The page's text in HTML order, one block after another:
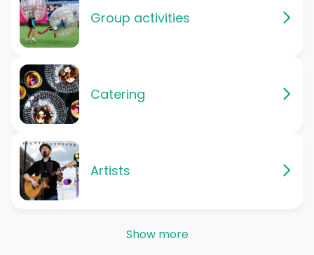
Group activities
Catering
Artists
Show more